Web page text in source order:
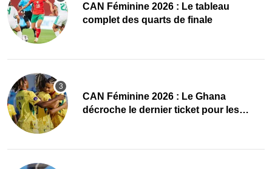
CAN Féminine 2026 : Le tableau
complet des quarts de finale
CAN Féminine 2026 : Le Ghana
décroche le dernier ticket pour les